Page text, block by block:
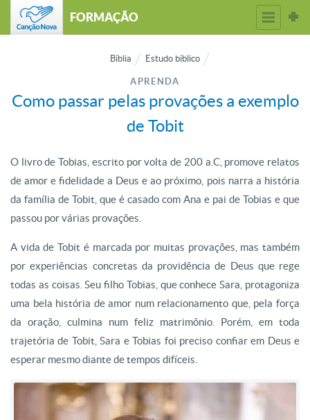
FORMAÇÃO
Bíblia Estudo bíblico
APRENDA
Como passar pelas provações a exemplo
de Tobit
O livro de Tobias, escrito por volta de 200 a.C, promove relatos
de amor e fidelidade a Deus e ao próximo, pois narra a história
da família de Tobit, que é casado com Ana e pai de Tobias e que
passou por várias provações.
A vida de Tobit é marcada por muitas provações, mas também
por experiências concretas da providência de Deus que rege
todas as coisas. Seu filho Tobias, que conhece Sara, protagoniza
uma bela história de amor num relacionamento que, pela força
da oração, culmina num feliz matrimônio. Porém, em toda
trajetória de Tobit, Sara e Tobias foi preciso confiar em Deus e
esperar mesmo diante de tempos difíceis.